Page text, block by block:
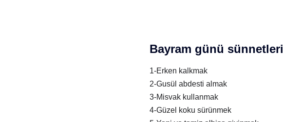
Bayram günü sünnetleri
1-Erken kalkmak
2-Gusül abdesti almak
3-Misvak kullanmak
4-Güzel koku sürünmek